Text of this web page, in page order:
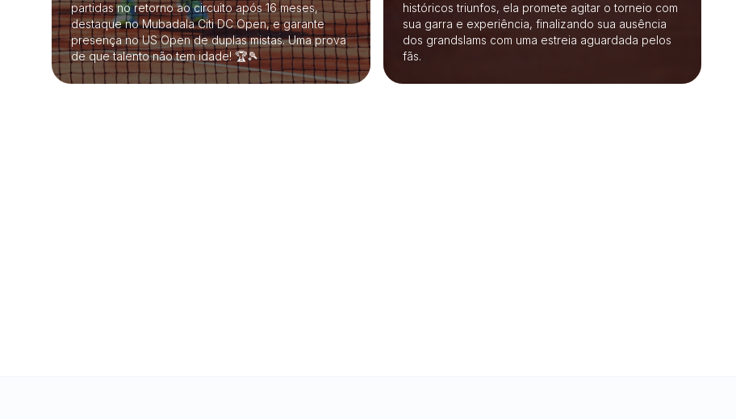
partidas no retorno ao circuito após 16 meses,
destaque no Mubadala Citi DC Open, e garante
presença no US Open de duplas mistas. Uma prova
de que talento não tem idade! 🏆🎾
históricos triunfos, ela promete agitar o torneio com
sua garra e experiência, finalizando sua ausência
dos grandslams com uma estreia aguardada pelos
fãs.